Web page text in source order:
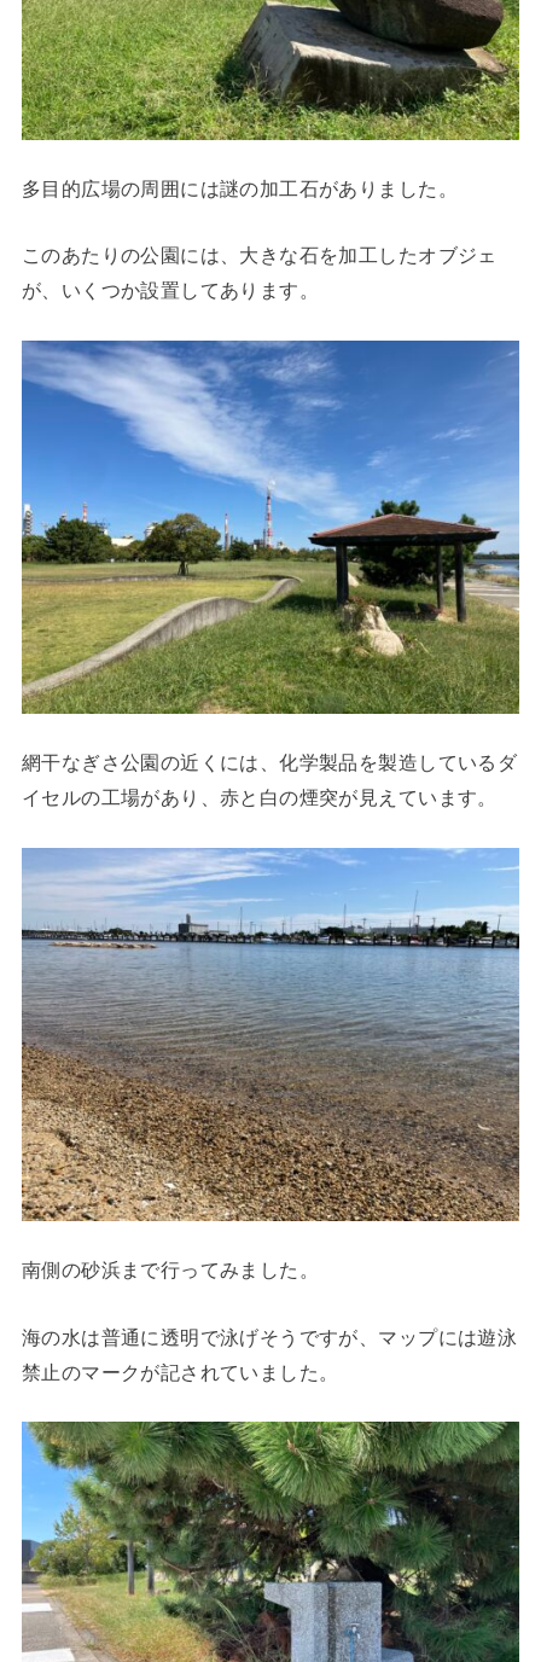
多目的広場の周囲には謎の加工石がありました。
このあたりの公園には、大きな石を加工したオブジェ
が、いくつか設置してあります。
網干なぎさ公園の近くには、化学製品を製造しているダ
イセルの工場があり、赤と白の煙突が見えています。
南側の砂浜まで行ってみました。
海の水は普通に透明で泳げそうですが、マップには遊泳
禁止のマークが記されていました。